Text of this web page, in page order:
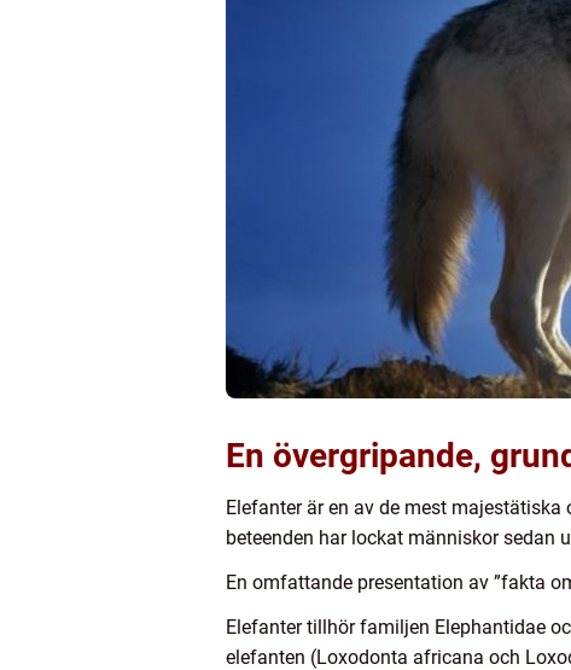
En övergripande,
Elefanter är en av de mest
beteenden har lockat människor sedan
En omfattande presentation av ”fakta
Elefanter tillhör familjen Elephantidae
elefanten (Loxodonta africana och